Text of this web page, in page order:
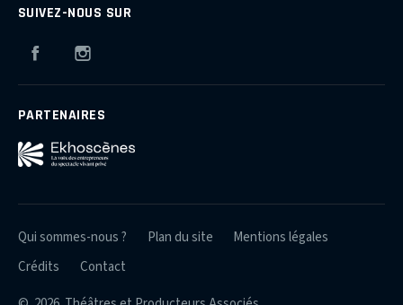
SUIVEZ-NOUS SUR
Facebook
PARTENAIRES
Qui sommes-nous ? Plan du site
Mentions légales
Crédits
Contact